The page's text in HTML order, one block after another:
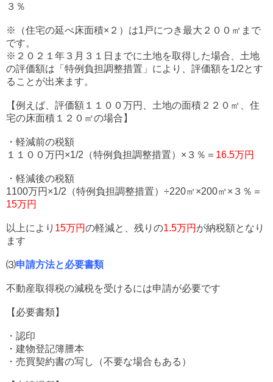
３％
※（住宅の延べ床面積×２）は1戸につき最大２００㎡まで
です。
※２０２１年３月３１日までに土地を取得した場合、土地
の評価額は「特例負担調整措置」により、評価額を1/2とす
ることが出来ます。
【例えば、評価額１１００万円、土地の面積２２０㎡、住
宅の床面積１２０㎡の場合】
・軽減前の税額
１１００万円×1/2（特例負担調整措置）×３％＝ 16.5万円
・軽減後の税額
1100万円×1/2（特例負担調整措置）÷220㎡×200㎡×３％＝
15万円
以上により 15万円の軽減と、残りの1.5万円 が納税額となり
ます
⑶申請方法と必要書類
不動産取得税の減税を受けるには申請が必要です
【必要書類】
・認印
・建物登記簿謄本
・売買契約書の写し（不要な場合もある）